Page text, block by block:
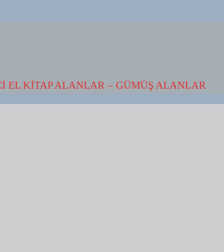
KITAP ALANLAR – GÜMÜŞ ALANLAR